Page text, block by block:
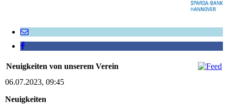
Neuigkeiten von unserem Verein
06.07.2023, 09:45
Neuigkeiten